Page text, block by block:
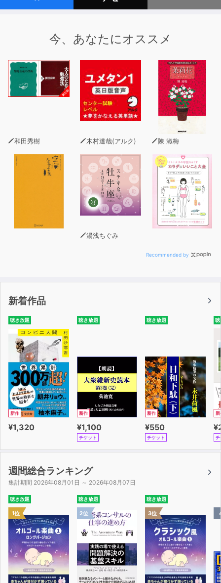
含まれておりません。今、あなたにオススメ
和田秀樹 木村達哉(アルク) 陳 淑梅
湯浅ちぐみ
Recommended by
新着作品
聴き放題
新作
¥1,320
聴き放題
新作
¥1,100
チケット
聴き放題
新作
¥550
チケット
聴
新
チ
週間総合ランキング
集計期間 2026年08月01日 ～ 2026年08月07日
聴き放題
1位
聴き放題
2位
聴き放題
3位